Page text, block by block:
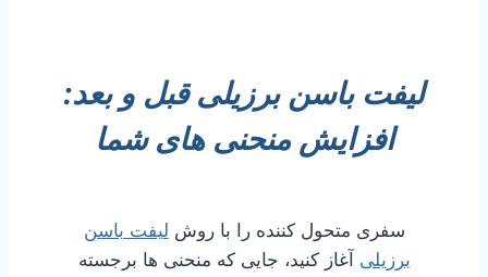
لیفت باسن برزیلی قبل و بعد:
افزایش منحنی های شما
سفری متحول کننده را با روش لیفت باسن
برزیلی آغاز کنید، جایی که منحنی ها برجسته